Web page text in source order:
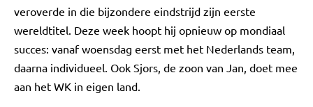
veroverde in die bijzondere eindstrijd zijn eerste
wereldtitel. Deze week hoopt hij opnieuw op mondiaal
succes: vanaf woensdag eerst met het Nederlands team,
daarna individueel. Ook Sjors, de zoon van Jan, doet mee
aan het WK in eigen land.